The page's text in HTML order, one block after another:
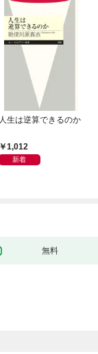
人生は逆算できるのか
1,012
新着
無料